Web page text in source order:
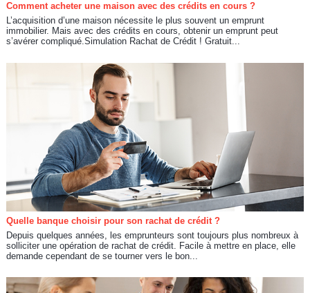
Comment acheter une maison avec des crédits en cours ?
L’acquisition d’une maison nécessite le plus souvent un emprunt
immobilier. Mais avec des crédits en cours, obtenir un emprunt peut
s’avérer compliqué.Simulation Rachat de Crédit ! Gratuit...
Quelle banque choisir pour son rachat de crédit ?
Depuis quelques années, les emprunteurs sont toujours plus nombreux à
solliciter une opération de rachat de crédit. Facile à mettre en place, elle
demande cependant de se tourner vers le bon...